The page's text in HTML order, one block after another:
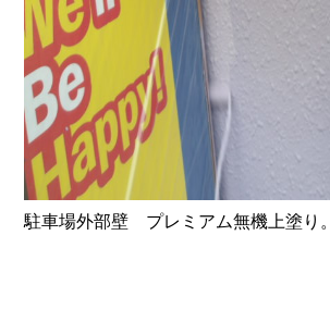
駐車場外部壁 プレミアム無機上塗り。